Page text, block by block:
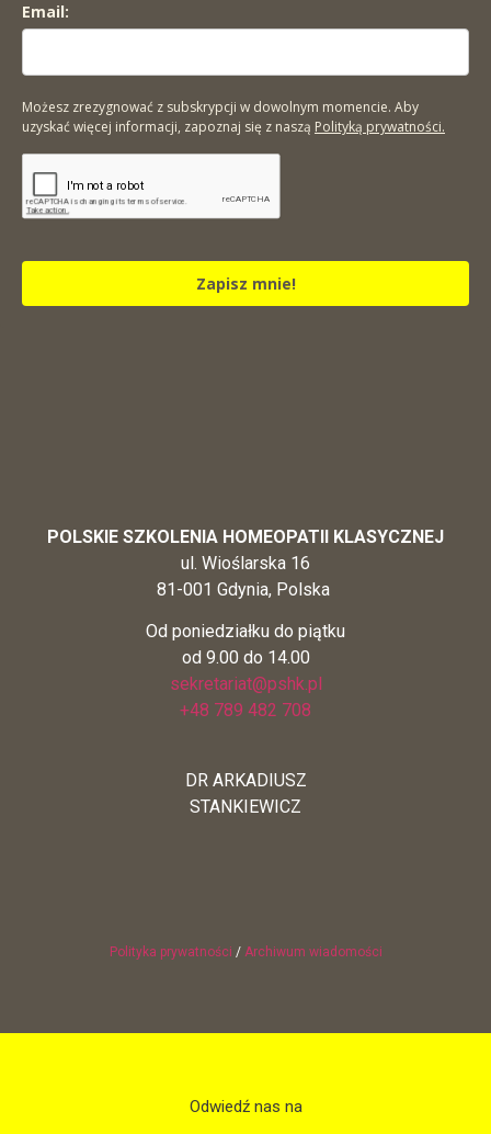
Email:
Możesz zrezygnować z subskrypcji w dowolnym momencie. Aby
uzyskać więcej informacji, zapoznaj się z naszą Polityką prywatności.
Zapisz mnie!
POLSKIE SZKOLENIA HOMEOPATII KLASYCZNEJ
ul. Wioślarska 16
81-001 Gdynia, Polska
Od poniedziałku do piątku
od 9.00 do 14.00
sekretariat@pshk.pl
+48 789 482 708
DR ARKADIUSZ
STANKIEWICZ
Polityka prywatności / Archiwum wiadomości
Odwiedź nas na